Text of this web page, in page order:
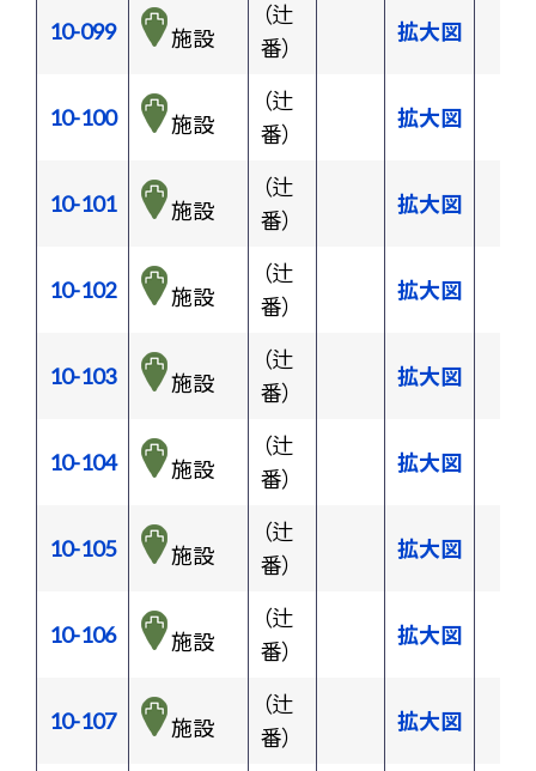
10-099 施設
（辻
番）
拡大図
10-100 施設
（辻
番）
拡大図
10-101 施設
（辻
番）
拡大図
10-102 施設
（辻
番）
拡大図
10-103 施設
（辻
番）
拡大図
10-104 施設
（辻
番）
拡大図
10-105 施設
（辻
番）
拡大図
10-106 施設
（辻
番）
拡大図
10-107 施設
（辻
番）
拡大図